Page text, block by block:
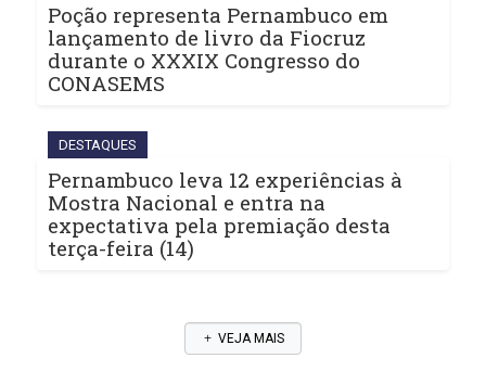
Poção representa Pernambuco em
lançamento de livro da Fiocruz
durante o XXXIX Congresso do
CONASEMS
DESTAQUES
Pernambuco leva 12 experiências à
Mostra Nacional e entra na
expectativa pela premiação desta
terça-feira (14)
VEJA MAIS